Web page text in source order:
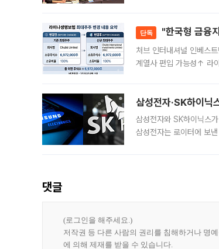
단독 "한국형 금융
처브 인터내셔널 인베스
계열사 편입 가능성↑ 라
삼성전자·SK하이닉
삼성전자와 SK하이닉스가 주주환원
삼성전자는 로이터에 보
댓글